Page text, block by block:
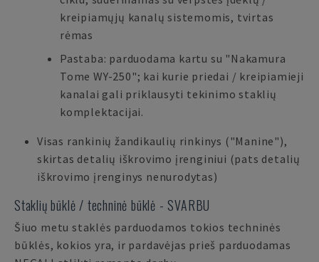
kreipiamųjų kanalų sistemomis, tvirtas
rėmas
Pastaba: parduodama kartu su "Nakamura
Tome WY-250"; kai kurie priedai / kreipiamieji
kanalai gali priklausyti tekinimo staklių
komplektacijai.
Visas rankinių žandikaulių rinkinys ("Manine"),
skirtas detalių iškrovimo įrenginiui (pats detalių
iškrovimo įrenginys nenurodytas)
Staklių būklė / techninė būklė - SVARBU
Šiuo metu staklės parduodamos tokios techninės
būklės, kokios yra, ir pardavėjas prieš parduodamas